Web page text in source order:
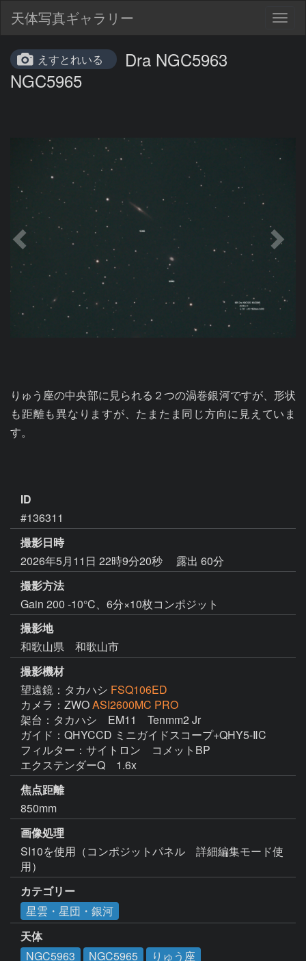
天体写真ギャラリー
えすとれいる
Dra NGC5963
NGC5965
りゅう座の中央部に見られる２つの渦巻銀河ですが、形状
も距離も異なりますが、たまたま同じ方向に見えていま
す。
ID
#136311
撮影日時
2026年5月11日 22時9分20秒
露出 60分
撮影方法
Gain 200 -10°C、6分×10枚コンポジット
撮影地
和歌山県 和歌山市
撮影機材
望遠鏡：タカハシ FSQ106ED
カメラ：ZWOASI2600MC PRO
架台：タカハシ　EM11　Tenmm2 Jr
ガイド：QHYCCD ミニガイドスコープ+QHY5-ⅡC
フィルター：サイトロン　コメットBP
焦点距離
850mm
画像処理
SI10を使用（コンポジットパネル　詳細編集モード使
用）
カテゴリー
星雲・星団・銀河
天体
NGC5963
NGC5965 りゅう座